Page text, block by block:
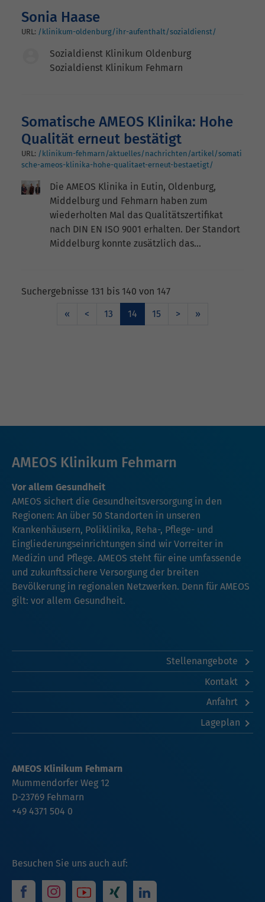
Sonia Haase
URL: /klinikum-oldenburg/ihr-aufenthalt/sozialdienst/
Sozialdienst Klinikum Oldenburg
Sozialdienst Klinikum Fehmarn
Somatische AMEOS Klinika: Hohe
Qualität erneut bestätigt
URL: /klinikum-fehmarn/aktuelles/nachrichten/artikel/somati
sche-ameos-klinika-hohe-qualitaet-erneut-bestaetigt/
Die AMEOS Klinika in Eutin, Oldenburg,
Middelburg und Fehmarn haben zum
wiederholten Mal das Qualitätszertifikat
nach DIN EN ISO 9001 erhalten. Der Standort
Middelburg konnte zusätzlich das…
Suchergebnisse 131 bis 140 von 147
«
< 13 14 15 > »
AMEOS Klinikum Fehmarn
Vor allem Gesundheit
AMEOS sichert die Gesundheitsversorgung in den
Regionen: An über 50 Standorten in unseren
Krankenhäusern, Poliklinika, Reha-, Pflege- und
Eingliederungseinrichtungen sind wir Vorreiter in
Medizin und Pflege. AMEOS steht für eine umfassende
und zukunftssichere Versorgung der breiten
Bevölkerung in regionalen Netzwerken. Denn für AMEOS
gilt: vor allem Gesundheit.
Stellenangebote
Kontakt
Anfahrt
Lageplan
Besuchen Sie uns auch auf:
AMEOS Klinikum Fehmarn
Mummendorfer Weg 12
D-23769 Fehmarn
+49 4371 504 0